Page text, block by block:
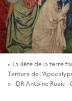
« La Bête de la terre
Tenture de
» - DR Antoine Ruais -